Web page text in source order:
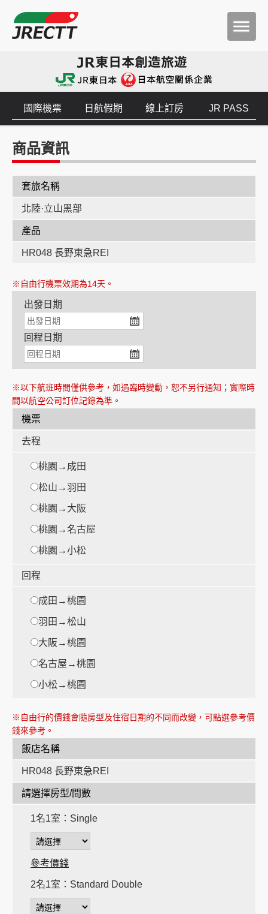
創造旅遊
國際機票 日航假期 線上訂房 JR PASS
商品資訊
套旅名稱
北陸·立山黑部
產品
HR048 長野東急REI
※自由行機票效期為14天。
出發日期
回程日期
※以下航班時間僅供參考，如遇臨時變動，恕不另行通知；實際時
間以航空公司訂位記錄為準。
機票
去程
桃園→成田
松山→羽田
桃園→大阪
桃園→名古屋
桃園→小松
回程
成田→桃園
羽田→松山
大阪→桃園
名古屋→桃園
小松→桃園
※自由行的價錢會隨房型及住宿日期的不同而改變，可點選參考價
錢來參考。
飯店名稱
HR048 長野東急REI
請選擇房型/間數
1名1室：Single
參考價錢
2名1室：Standard Double